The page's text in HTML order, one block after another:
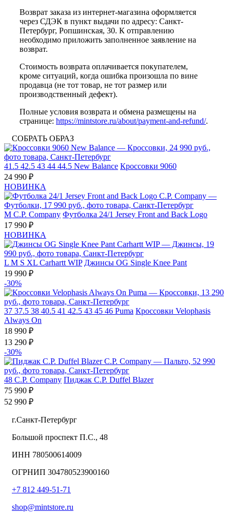
Возврат заказа из интернет-магазина оформляется
через СДЭК в пункт выдачи по адресу: Санкт-
Петербург, Ропшинская, 30. К отправлению
необходимо приложить заполненное заявление на
возврат.
Стоимость возврата оплачивается покупателем,
кроме ситуаций, когда ошибка произошла по вине
продавца (не тот товар, не тот размер или
производственный дефект).
Полные условия возврата и обмена размещены на
странице: https://mintstore.ru/about/payment-and-refund/.
СОБРАТЬ ОБРАЗ
41.5 42.5 43 44 44.5 New Balance Кроссовки 9060
24 990 ₽
НОВИНКА
M C.P. Company Футболка 24/1 Jersey Front and Back Logo
17 990 ₽
НОВИНКА
L M S XL Carhartt WIP Джинсы OG Single Knee Pant
19 990 ₽
-30%
37 37.5 38 40.5 41 42.5 43 45 46 Puma Кроссовки Velophasis
Always On
18 990 ₽
13 290 ₽
-30%
48 C.P. Company Пиджак C.P. Duffel Blazer
75 990 ₽
52 990 ₽
г.Санкт-Петербург
Большой проспект П.С., 48
ИНН 780500614009
ОГРНИП 304780523900160
+7 812 449-51-71
shop@mintstore.ru